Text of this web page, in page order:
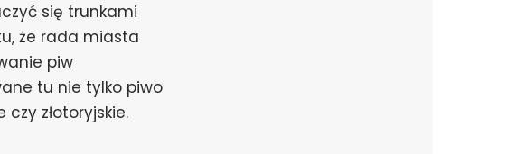
się trunkami
że rada miasta
piw
tu nie tylko piwo
złotoryjskie.